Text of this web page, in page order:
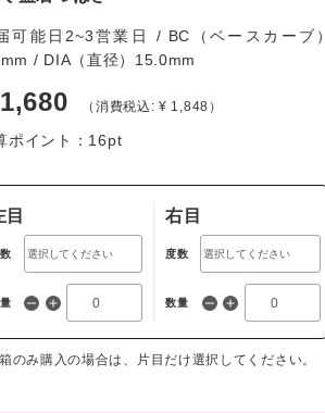
可能日2~3営業日 / BC（ベースカーブ）
/ DIA（直径）15.0mm
（消費税込: ¥ 1,848）
ポイント： 16pt
目 右目
度数
数量
のみ購入の場合は、片目だけ選択してください。